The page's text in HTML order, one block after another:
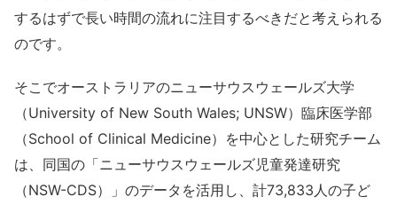
するはずで長い時間の流れに注目するべきだと考えられる
のです。
そこでオーストラリアのニューサウスウェールズ大学
（University of New South Wales; UNSW）臨床医学部
（School of Clinical Medicine）を中心とした研究チーム
は、 同国の「ニューサウスウェールズ児童発達研究
（NSW-CDS）」のデータを活用し、計73,833人の子ど